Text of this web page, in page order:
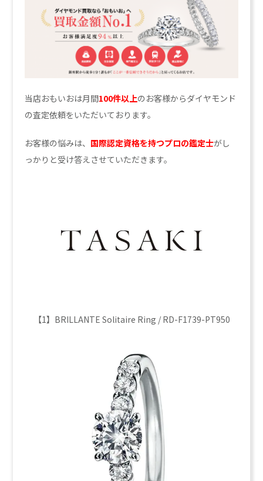
当店おもいおは月間100件以上のお客様からダイヤモンド
の査定依頼をいただいております。
お客様の悩みは、 国際認定資格を持つプロの鑑定士がし
っかりと受け答えさせていただきます。
【1】BRILLANTE Solitaire Ring / RD-F1739-PT950